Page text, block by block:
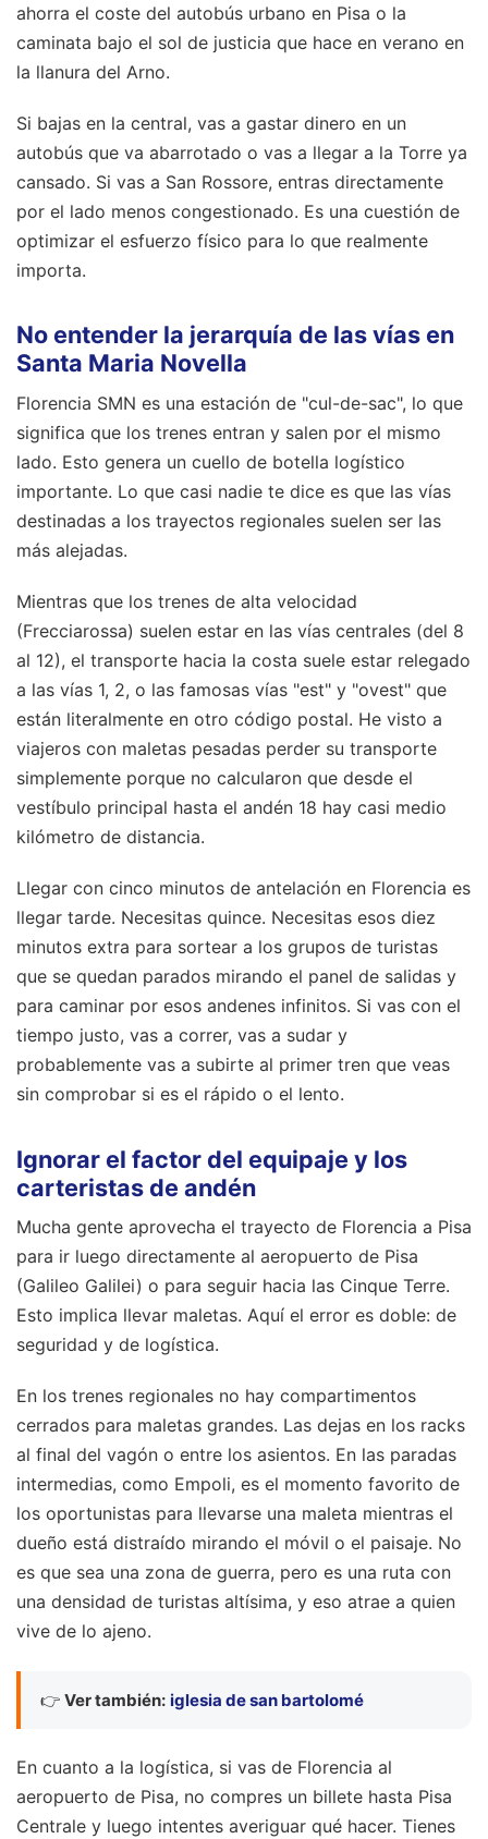
ahorra el coste del autobús urbano en Pisa o la
caminata bajo el sol de justicia que hace en verano en
la llanura del Arno.
Si bajas en la central, vas a gastar dinero en un
autobús que va abarrotado o vas a llegar a la Torre ya
cansado. Si vas a San Rossore, entras directamente
por el lado menos congestionado. Es una cuestión de
optimizar el esfuerzo físico para lo que realmente
importa.
No entender la jerarquía de las vías en
Santa Maria Novella
Florencia SMN es una estación de "cul-de-sac", lo que
significa que los trenes entran y salen por el mismo
lado. Esto genera un cuello de botella logístico
importante. Lo que casi nadie te dice es que las vías
destinadas a los trayectos regionales suelen ser las
más alejadas.
Mientras que los trenes de alta velocidad
(Frecciarossa) suelen estar en las vías centrales (del 8
al 12), el transporte hacia la costa suele estar relegado
a las vías 1, 2, o las famosas vías "est" y "ovest" que
están literalmente en otro código postal. He visto a
viajeros con maletas pesadas perder su transporte
simplemente porque no calcularon que desde el
vestíbulo principal hasta el andén 18 hay casi medio
kilómetro de distancia.
Llegar con cinco minutos de antelación en Florencia es
llegar tarde. Necesitas quince. Necesitas esos diez
minutos extra para sortear a los grupos de turistas
que se quedan parados mirando el panel de salidas y
para caminar por esos andenes infinitos. Si vas con el
tiempo justo, vas a correr, vas a sudar y
probablemente vas a subirte al primer tren que veas
sin comprobar si es el rápido o el lento.
Ignorar el factor del equipaje y los
carteristas de andén
Mucha gente aprovecha el trayecto de Florencia a Pisa
para ir luego directamente al aeropuerto de Pisa
(Galileo Galilei) o para seguir hacia las Cinque Terre.
Esto implica llevar maletas. Aquí el error es doble: de
seguridad y de logística.
En los trenes regionales no hay compartimentos
cerrados para maletas grandes. Las dejas en los racks
al final del vagón o entre los asientos. En las paradas
intermedias, como Empoli, es el momento favorito de
los oportunistas para llevarse una maleta mientras el
dueño está distraído mirando el móvil o el paisaje. No
es que sea una zona de guerra, pero es una ruta con
una densidad de turistas altísima, y eso atrae a quien
vive de lo ajeno.
👉 Ver también: iglesia de san bartolomé
En cuanto a la logística, si vas de Florencia al
aeropuerto de Pisa, no compres un billete hasta Pisa
Centrale y luego intentes averiguar qué hacer. Tienes